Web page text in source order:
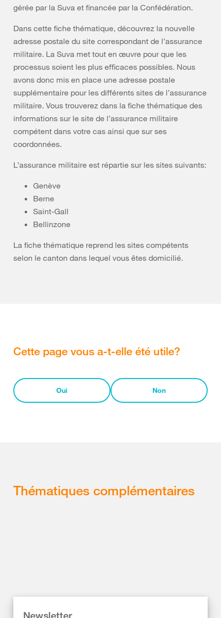
gérée par la Suva et financée par la Confédération.
Dans cette fiche thématique, découvrez la nouvelle
adresse postale du site correspondant de l’assurance
militaire. La Suva met tout en œuvre pour que les
processus soient les plus efficaces possibles. Nous
avons donc mis en place une adresse postale
supplémentaire pour les différents sites de l’assurance
militaire. Vous trouverez dans la fiche thématique des
informations sur le site de l’assurance militaire
compétent dans votre cas ainsi que sur ses
coordonnées.
L’assurance militaire est répartie sur les sites suivants:
Genève
Berne
Saint-Gall
Bellinzone
La fiche thématique reprend les sites compétents
selon le canton dans lequel vous êtes domicilié.
Cette page vous a-t-elle été utile?
Oui Non
Thématiques complémentaires
Newsletter